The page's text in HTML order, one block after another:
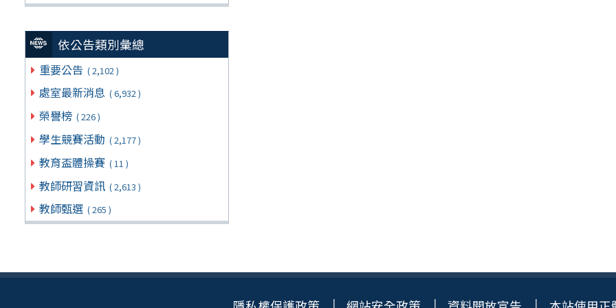
依公告類別彙總
重要公告 ( 2,102 )
處室最新消息 ( 6,932 )
榮譽榜 ( 226 )
學生競賽活動 ( 2,177 )
教育盃體操賽 ( 11 )
教師研習資訊 ( 2,613 )
教師甄選 ( 265 )